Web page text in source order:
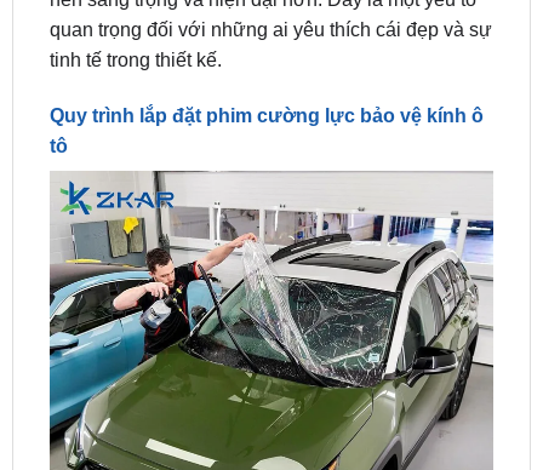
Quy trình lắp đặt phim cường lực bảo vệ kính ô